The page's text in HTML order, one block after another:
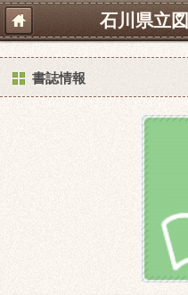
石川県立
書誌情報